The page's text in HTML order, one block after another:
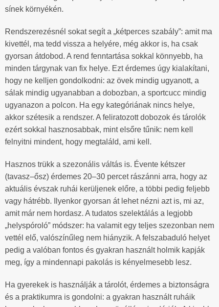
sínek környékén.
Rendszerezésnél sokat segít a „kétperces szabály”: amit ma
kivettél, ma tedd vissza a helyére, még akkor is, ha csak
gyorsan átdobod. A rend fenntartása sokkal könnyebb, ha
minden tárgynak van fix helye. Ezt érdemes úgy kialakítani,
hogy ne kelljen gondolkodni: az övek mindig ugyanott, a
sálak mindig ugyanabban a dobozban, a sportcucc mindig
ugyanazon a polcon. Ha egy kategóriának nincs helye,
akkor szétesik a rendszer. A feliratozott dobozok és tárolók
ezért sokkal hasznosabbak, mint elsőre tűnik: nem kell
felnyitni mindent, hogy megtaláld, ami kell.
Hasznos trükk a szezonális váltás is. Évente kétszer
(tavasz–ősz) érdemes 20–30 percet rászánni arra, hogy az
aktuális évszak ruhái kerüljenek előre, a többi pedig feljebb
vagy hátrébb. Ilyenkor gyorsan át lehet nézni azt is, mi az,
amit már nem hordasz. A tudatos szelektálás a legjobb
„helyspóroló” módszer: ha valamit egy teljes szezonban nem
vettél elő, valószínűleg nem hiányzik. A felszabaduló helyet
pedig a valóban fontos és gyakran használt holmik kapják
meg, így a mindennapi pakolás is kényelmesebb lesz.
Ha gyerekek is használják a tárolót, érdemes a biztonságra
és a praktikumra is gondolni: a gyakran használt ruháik